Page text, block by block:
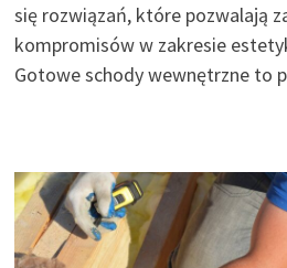
się rozwiązań, które pozwalają
kompromisów w zakresie
Gotowe schody wewnętrzne to